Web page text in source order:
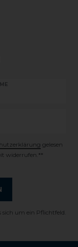
gelesen
widerrufen.**
sich um ein Pflichtfeld.